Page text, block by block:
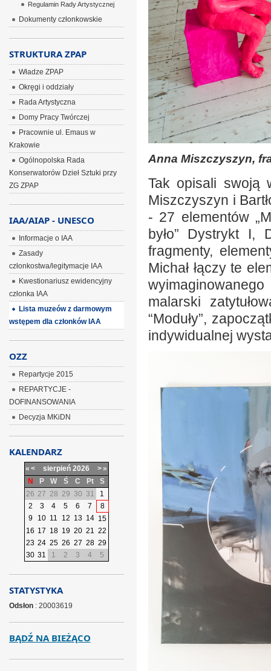
Anna Miszczyszyn,
Tak opisali swoją
Miszczyszyn i
- 27 elementów
było” Dystrykt I,
fragmenty,
Michał łączy te
malarski
“Moduły”,
indywidualnej
Regulamin Rady Artystycznej
Dokumenty członkowskie
STRUKTURA ZPAP
Władze ZPAP
Okręgi i oddziały
Rada Artystyczna
Domy Pracy Twórczej
Pracownie ul. Emaus w
Krakowie
Ogólnopolska Rada
Konserwatorów Dzieł Sztuki przy
ZG ZPAP
IAA/AIAP - UNESCO
Informacje o IAA
Zasady
członkostwa/legitymacje IAA
Kwestionariusz ewidencyjny
członka IAA
Lista muzeów z darmowym
wstępem dla członków IAA
OZZ
Repartycje 2015
REPARTYCJE -
DOFINANSOWANIA
Decyzja MKiDN
KALENDARZ
« < sierpień 2026 >»
N
P W Ś C Pt
S
26 27 28 29 30 31
1
2
3 4 5 6 7
8
9
10 11 12 13 14 15
16 17 18 19 20 21 22
23 24 25 26 27 28 29
30 31 1 2 3 4 5
STATYSTYKA
Odsłon: 20003619
BĄDŹ NA BIEŻĄCO